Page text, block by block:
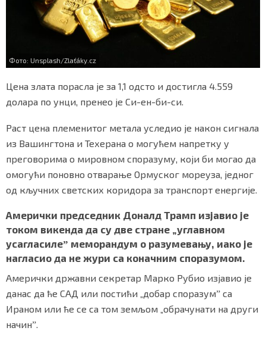
Фото: Unsplash/Zlaťáky.cz
Цена злата порасла је за 1,1 одсто и достигла 4.559
долара по унци, пренео је Си-ен-би-си.
Раст цена племенитог метала уследио је након сигнала
из Вашингтона и Техерана о могућем напретку у
преговорима о мировном споразуму, који би могао да
омогући поновно отварање Ормуског мореуза, једног
од кључних светских коридора за транспорт енергије.
Амерички председник Доналд Трамп изјавио је
током викенда да су две стране „углавном
усагласилеˮ меморандум о разумевању, иако је
нагласио да не жури са коначним споразумом.
Амерички државни секретар Марко Рубио изјавио је
данас да ће САД или постићи „добар споразумˮ са
Ираном или ће се са том земљом „обрачунати на други
начинˮ.
БИЗНИС
ПРАТИТЕ НАС
Маркетинг|Услови коришћења|Политика